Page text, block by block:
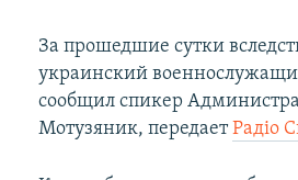
За прошедшие сутки
украинский
сообщил спикер
Мотузяник, передаетРадіо